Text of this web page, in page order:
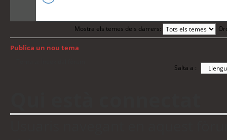
Mostra els temes dels darrers:
Publica un nou tema
Salta a :